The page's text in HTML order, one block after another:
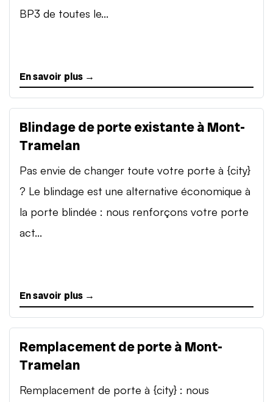
BP3 de toutes le...
En savoir plus →
Blindage de porte existante à Mont-
Tramelan
Pas envie de changer toute votre porte à {city}
? Le blindage est une alternative économique à
la porte blindée : nous renforçons votre porte
act...
En savoir plus →
Remplacement de porte à Mont-
Tramelan
Remplacement de porte à {city} : nous